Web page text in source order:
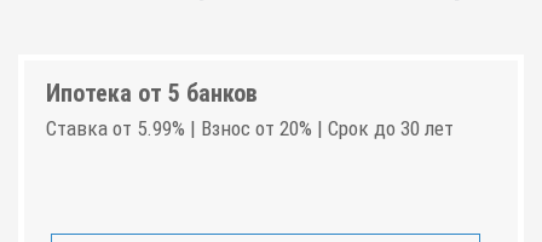
Ипотека от 5 банков
Ставка от 5.99% | Взнос от 20% | Срок до 30 лет